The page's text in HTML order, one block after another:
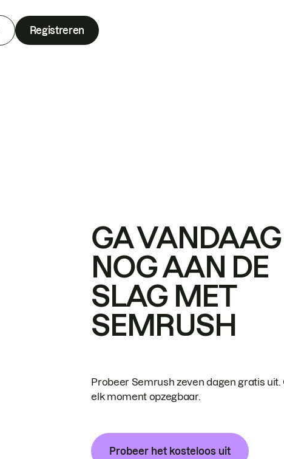
Registreren
GA VANDAAG
NOG AAN DE
SLAG MET
SEMRUSH
Probeer Semrush zeven dagen gratis uit.
elk moment opzegbaar.
Probeer het kosteloos uit